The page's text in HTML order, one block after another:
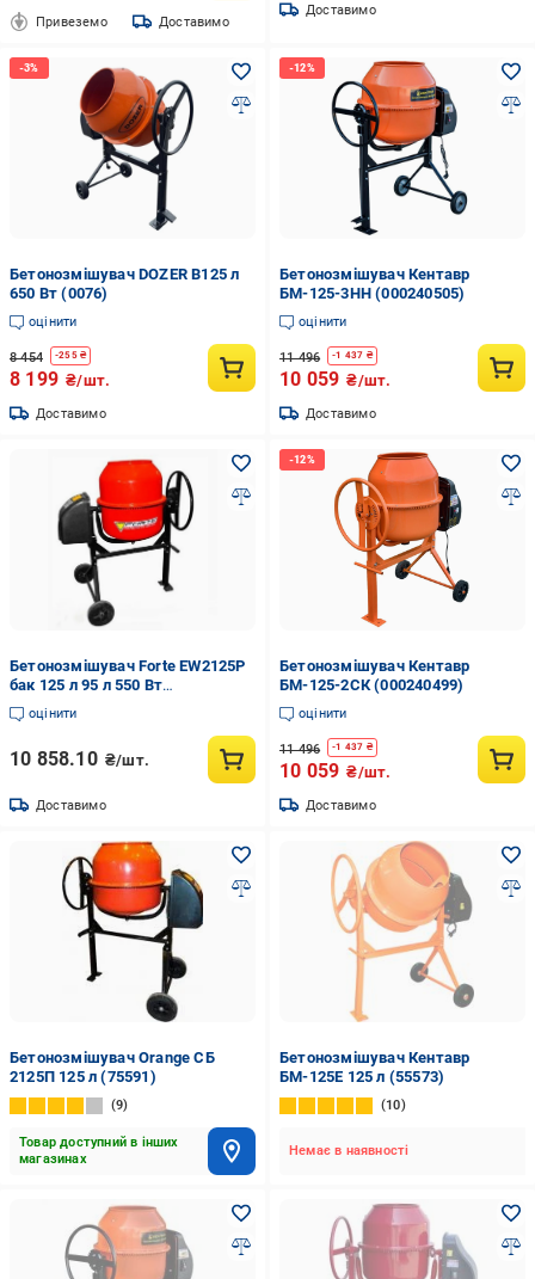
Привеземо Доставимо
Доставимо
Бетонозмішувач DOZER В125 л
650 Вт (0076)
оцінити
8 454 -255₴
8 199 ₴/шт.
Доставимо
Бетонозмішувач Кентавр
БМ-125-3НН (000240505)
оцінити
11 496 -1 437 ₴
10 059 ₴/шт.
Доставимо
Бетонозмішувач Forte EW2125P
бак 125 л 95 л 550 Вт
(2668415669)
оцінити
10 858.10 ₴/шт.
Доставимо
Бетонозмішувач Кентавр
БМ-125-2СК (000240499)
оцінити
11 496 -1 437 ₴
10 059 ₴/шт.
Доставимо
Бетонозмішувач Orange СБ
2125П 125 л (75591)
9
Товар доступний в інших
магазинах
Бетонозмішувач Кентавр
БМ-125Е 125 л (55573)
10
Немає в наявності